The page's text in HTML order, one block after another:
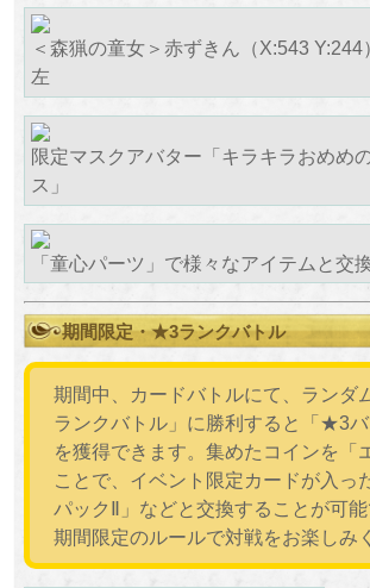
＜森猟の童女＞赤ずきん（X:543
左
限定マスクアバター「キラキラおめめ
ス」
「童心パーツ」で様々なアイテムと交
期間限定・★3ランクバトル
期間中、カードバトルにて、ラン
ランクバトル」に勝利すると「★3バ
を獲得できます。集めたコインを「
ことで、イベント限定カードが入っ
パックⅡ」などと交換することが可能
期間限定のルールで対戦をお楽しみ